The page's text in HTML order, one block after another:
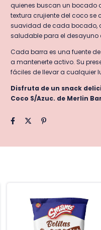
quienes buscan un bocado
textura crujiente del coco
suavidad de cada bocado,
saludable para el desayuno
Cada barra es una fuente
a mantenerte activo. Su
fáciles de llevar a cualquier
Disfruta de un snack
Coco S/Azuc. de Merlin